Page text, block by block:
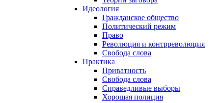
Идеология
Гражданское общество
Политический режим
Право
Революция и контрреволюция
Свобода слова
Практика
Приватность
Свобода слова
Справедливые выборы
Хорошая полиция